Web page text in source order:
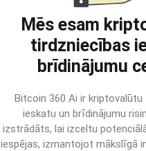
Mēs esam
tirdzniecības
brīdinājumu
Bitcoin 360 Ai ir
ieskatu un brīdinājumu
izstrādāts, lai izceltu
iespējas, izmantojot mākslīgā